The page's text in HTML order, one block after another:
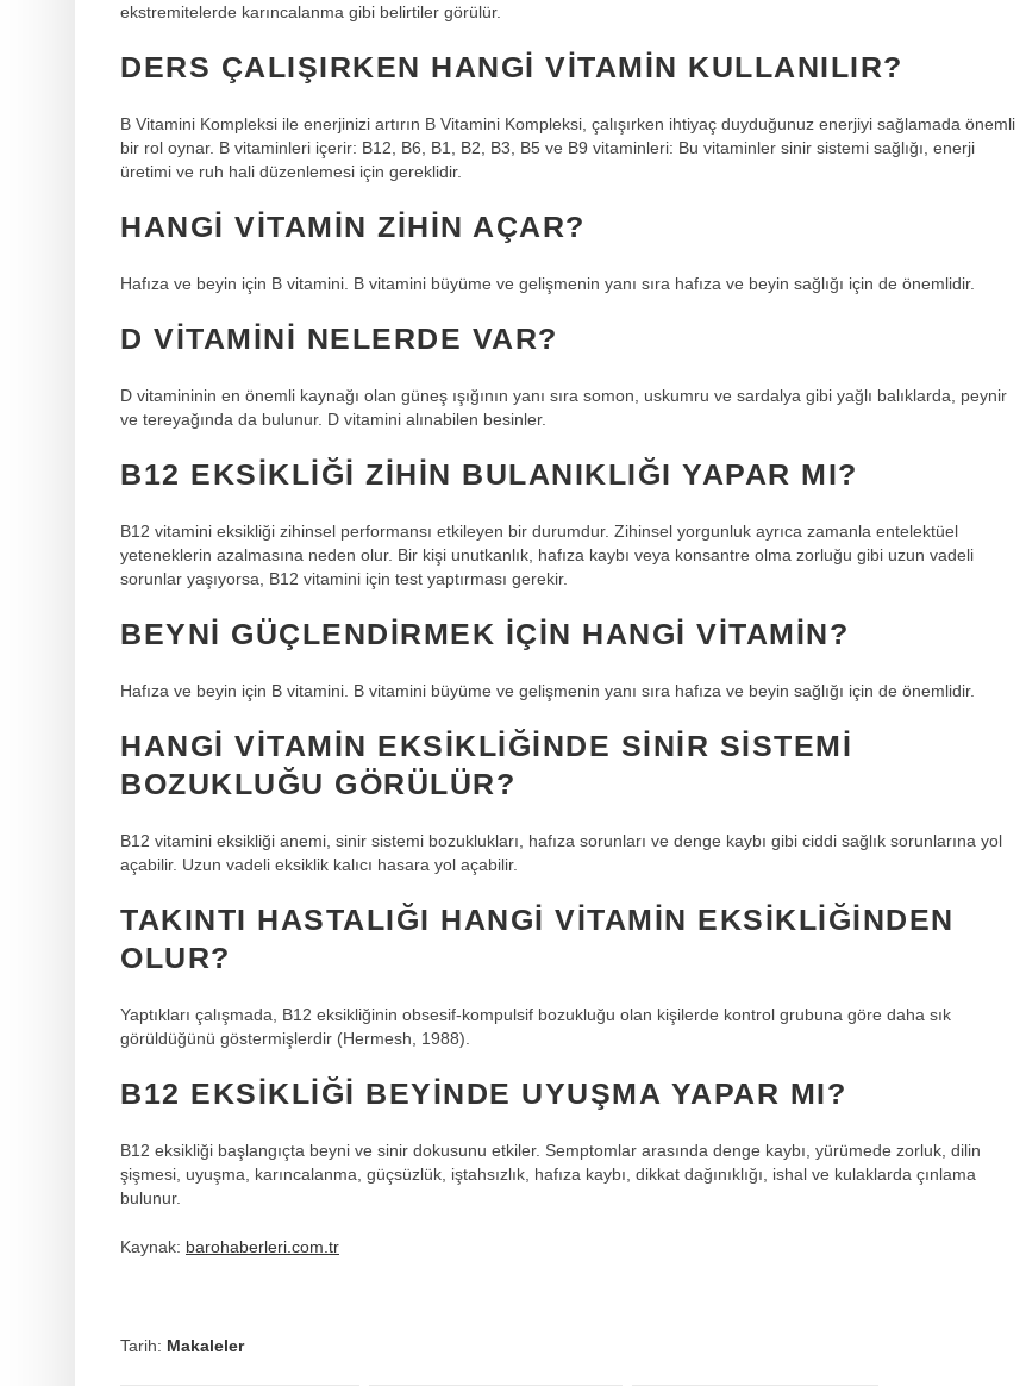
ekstremitelerde karıncalanma gibi belirtiler görülür.
DERS ÇALIŞIRKEN HANGI VITAMIN KULLANILIR?
B Vitamini Kompleksi ile enerjinizi artırın B Vitamini Kompleksi, çalışırken ihtiyaç duyduğunuz enerjiyi sağlamada önemli
bir rol oynar. B vitaminleri içerir: B12, B6, B1, B2, B3, B5 ve B9 vitaminleri: Bu vitaminler sinir sistemi sağlığı, enerji
üretimi ve ruh hali düzenlemesi için gereklidir.
HANGI VITAMIN ZIHIN AÇAR?
Hafıza ve beyin için B vitamini. B vitamini büyüme ve gelişmenin yanı sıra hafıza ve beyin sağlığı için de önemlidir.
D VITAMINI NELERDE VAR?
D vitamininin en önemli kaynağı olan güneş ışığının yanı sıra somon, uskumru ve sardalya gibi yağlı balıklarda, peynir
ve tereyağında da bulunur. D vitamini alınabilen besinler.
B12 EKSIKLIĞI ZIHIN BULANIKLIĞI YAPAR MI?
B12 vitamini eksikliği zihinsel performansı etkileyen bir durumdur. Zihinsel yorgunluk ayrıca zamanla entelektüel
yeteneklerin azalmasına neden olur. Bir kişi unutkanlık, hafıza kaybı veya konsantre olma zorluğu gibi uzun vadeli
sorunlar yaşıyorsa, B12 vitamini için test yaptırması gerekir.
BEYNI GÜÇLENDIRMEK IÇIN HANGI VITAMIN?
Hafıza ve beyin için B vitamini. B vitamini büyüme ve gelişmenin yanı sıra hafıza ve beyin sağlığı için de önemlidir.
HANGI VITAMIN EKSIKLIĞINDE SINIR SISTEMI
BOZUKLUĞU GÖRÜLÜR?
B12 vitamini eksikliği anemi, sinir sistemi bozuklukları, hafıza sorunları ve denge kaybı gibi ciddi sağlık sorunlarına yol
açabilir. Uzun vadeli eksiklik kalıcı hasara yol açabilir.
TAKINTI HASTALIĞI HANGI VITAMIN EKSIKLIĞINDEN
OLUR?
Yaptıkları çalışmada, B12 eksikliğinin obsesif-kompulsif bozukluğu olan kişilerde kontrol grubuna göre daha sık
görüldüğünü göstermişlerdir (Hermesh, 1988).
B12 EKSIKLIĞI BEYINDE UYUŞMA YAPAR MI?
B12 eksikliği başlangıçta beyni ve sinir dokusunu etkiler. Semptomlar arasında denge kaybı, yürümede zorluk, dilin
şişmesi, uyuşma, karıncalanma, güçsüzlük, iştahsızlık, hafıza kaybı, dikkat dağınıklığı, ishal ve kulaklarda çınlama
bulunur.
Kaynak: barohaberleri.com.tr
Tarih: Makaleler